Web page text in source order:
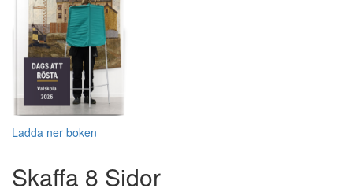
Ladda ner boken
Skaffa 8 Sidor